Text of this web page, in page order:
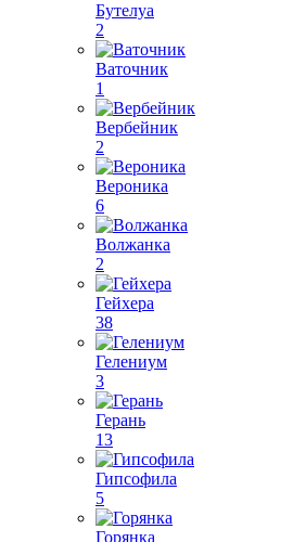
Бутелуа
2
Ваточник
1
Вербейник
2
Вероника
6
Волжанка
2
Гейхера
38
Гелениум
3
Герань
13
Гипсофила
5
Горянка